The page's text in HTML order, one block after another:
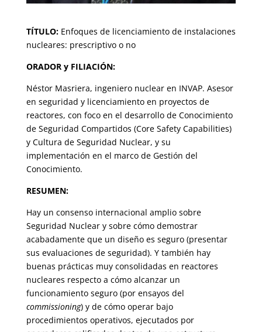
TÍTULO: Enfoques de licenciamiento de instalaciones
nucleares: prescriptivo o no
ORADOR y FILIACIÓN:
Néstor Masriera, ingeniero nuclear en INVAP. Asesor
en seguridad y licenciamiento en proyectos de
reactores, con foco en el desarrollo de Conocimiento
de Seguridad Compartidos (Core Safety Capabilities)
y Cultura de Seguridad Nuclear, y su
implementación en el marco de Gestión del
Conocimiento.
RESUMEN:
Hay un consenso internacional amplio sobre
Seguridad Nuclear y sobre cómo demostrar
acabadamente que un diseño es seguro (presentar
sus evaluaciones de seguridad). Y también hay
buenas prácticas muy consolidadas en reactores
nucleares respecto a cómo alcanzar un
funcionamiento seguro (por ensayos del
commissioning) y de cómo operar bajo
procedimientos operativos, ejecutados por